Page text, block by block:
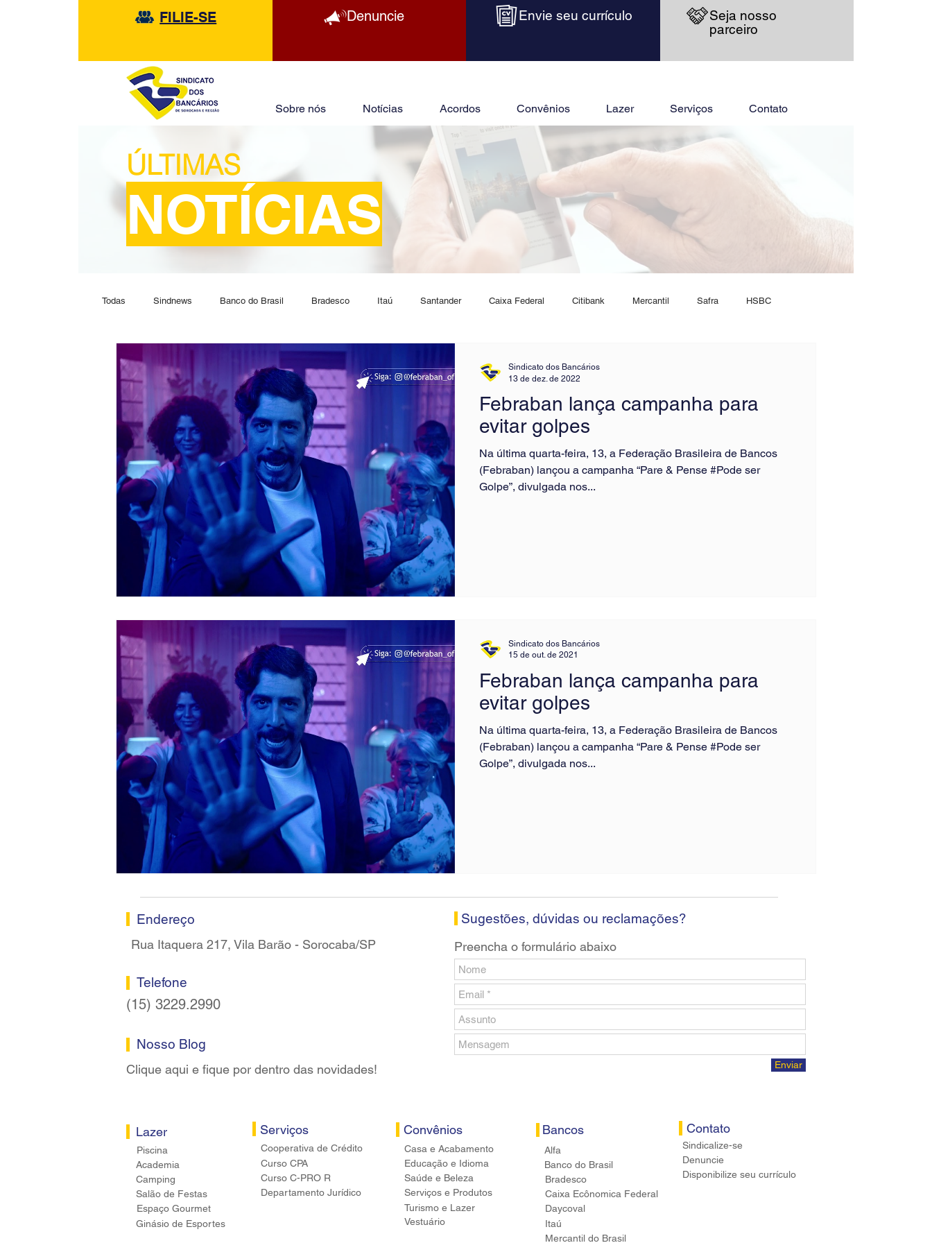
FILIE-SE Denuncie Envie seu currículo
Seja nosso
parceiro
Sobre nós Notícias Acordos Convênios Lazer Serviços Contato
ÚLTIMAS
NOTÍCIAS
Todas Sindnews Banco do Brasil Bradesco Itaú Santander Caixa Federal Citibank Mercantil Safra HSBC
Febraban lança campanha para
evitar golpes
Na última quarta-feira, 13, a Federação Brasileira de Bancos
(Febraban) lançou a campanha “Pare & Pense #Pode ser
Golpe”, divulgada nos...
Sindicato dos Bancários
13 de dez. de 2022
Febraban lança campanha para
evitar golpes
Na última quarta-feira, 13, a Federação Brasileira de Bancos
(Febraban) lançou a campanha “Pare & Pense #Pode ser
Golpe”, divulgada nos...
Sindicato dos Bancários
15 de out. de 2021
Endereço
Rua Itaquera 217, Vila Barão - Sorocaba/SP
Telefone
(15) 3229.2990
Nosso Blog
Clique aqui e fique por dentro das novidades!
Lazer
Piscina
Academia
Camping
Salão de Festas
Espaço Gourmet
Ginásio de Esportes
Serviços
Cooperativa de Crédito
Curso CPA
Curso C-PRO R
Departamento Jurídico
Sugestões, dúvidas ou reclamações?
Preencha o formulário abaixo
Enviar
Convênios
Casa e Acabamento
Educação e Idioma
Saúde e Beleza
Serviços e Produtos
Turismo e Lazer
Vestuário
Bancos
Alfa
Banco do Brasil
Bradesco
Caixa Ecônomica Federal
Daycoval
Itaú
Mercantil do Brasil
Contato
Sindicalize-se
Denuncie
Disponibilize seu currículo